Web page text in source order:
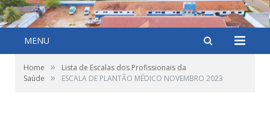
MENU
Home »
Lista de Escalas dos Profissionais da
Saúde
» ESCALA DE PLANTÃO MÉDICO NOVEMBRO 2023